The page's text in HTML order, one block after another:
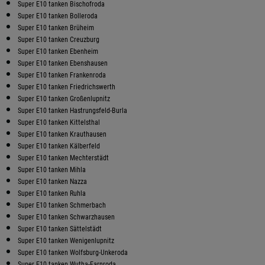
Super E10 tanken Bischofroda
Super E10 tanken Bolleroda
Super E10 tanken Brüheim
Super E10 tanken Creuzburg
Super E10 tanken Ebenheim
Super E10 tanken Ebenshausen
Super E10 tanken Frankenroda
Super E10 tanken Friedrichswerth
Super E10 tanken Großenlupnitz
Super E10 tanken Hastrungsfeld-Burla
Super E10 tanken Kittelsthal
Super E10 tanken Krauthausen
Super E10 tanken Kälberfeld
Super E10 tanken Mechterstädt
Super E10 tanken Mihla
Super E10 tanken Nazza
Super E10 tanken Ruhla
Super E10 tanken Schmerbach
Super E10 tanken Schwarzhausen
Super E10 tanken Sättelstädt
Super E10 tanken Wenigenlupnitz
Super E10 tanken Wolfsburg-Unkeroda